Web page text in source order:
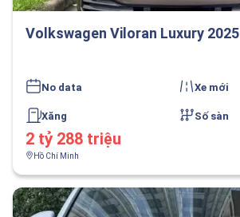
Volkswagen Viloran Luxury 2025
No data Xe mới
Xăng Số sàn
2 tỷ 288 triệu
Hồ Chí Minh